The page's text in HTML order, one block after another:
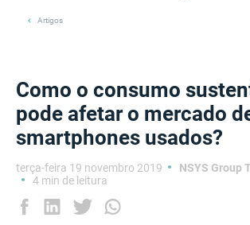
Artigos
Como o consumo
pode afetar o mercado
smartphones usados?
terça-feira 19 novembro 2019
NSYS Group
4 min de leitura